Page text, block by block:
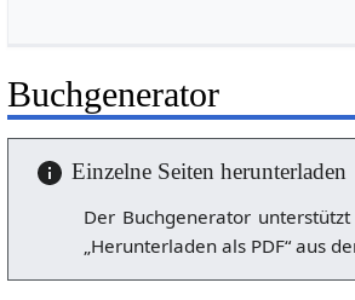
Buchgenerator
Einzelne Seiten herunterladen
Der Buchgenerator
„Herunterladen als PDF“ aus